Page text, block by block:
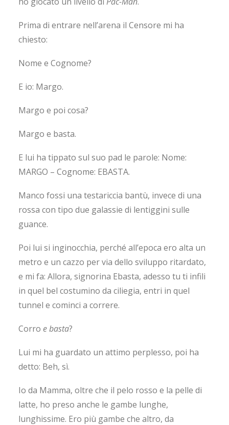
Prima di entrare nell’arena il Censore mi ha
chiesto:
Nome e Cognome?
E io: Margo.
Margo e poi cosa?
Margo e basta.
E lui ha tippato sul suo pad le parole: Nome:
MARGO – Cognome: EBASTA.
Manco fossi una testariccia bantù, invece di una
rossa con tipo due galassie di lentiggini sulle
guance.
Poi lui si inginocchia, perché all’epoca ero alta un
metro e un cazzo per via dello sviluppo ritardato,
e mi fa: Allora, signorina Ebasta, adesso tu ti infili
in quel bel costumino da ciliegia, entri in quel
tunnel e cominci a correre.
Corro e basta?
Lui mi ha guardato un attimo perplesso, poi ha
detto: Beh, sì.
Io da Mamma, oltre che il pelo rosso e la pelle di
latte, ho preso anche le gambe lunghe,
lunghissime. Ero più gambe che altro, da